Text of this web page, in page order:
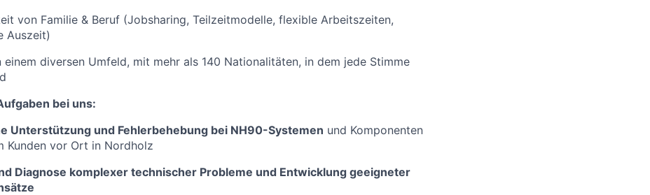
von Familie & Beruf (Jobsharing, Teilzeitmodelle, flexible Arbeitszeiten,
Auszeit)
einem diversen Umfeld, mit mehr als 140 Nationalitäten, in dem jede Stimme
bei uns:
Unterstützung und Fehlerbehebung bei NH90-Systemen und Komponenten
Kunden vor Ort in Nordholz
Diagnose komplexer technischer Probleme und Entwicklung geeigneter